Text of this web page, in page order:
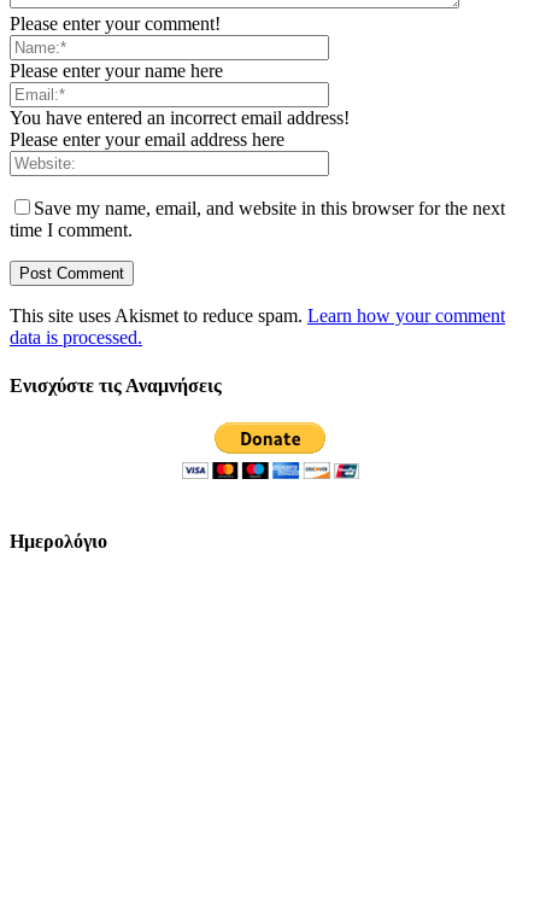
Please enter your comment!
Please enter your name here
You have entered an incorrect email address!
Please enter your email address here
Save my name, email, and website in this browser for the next
time I comment.
This site uses Akismet to reduce spam. Learn how your comment
data is processed.
Ενισχύστε τις Αναμνήσεις
Ημερολόγιο